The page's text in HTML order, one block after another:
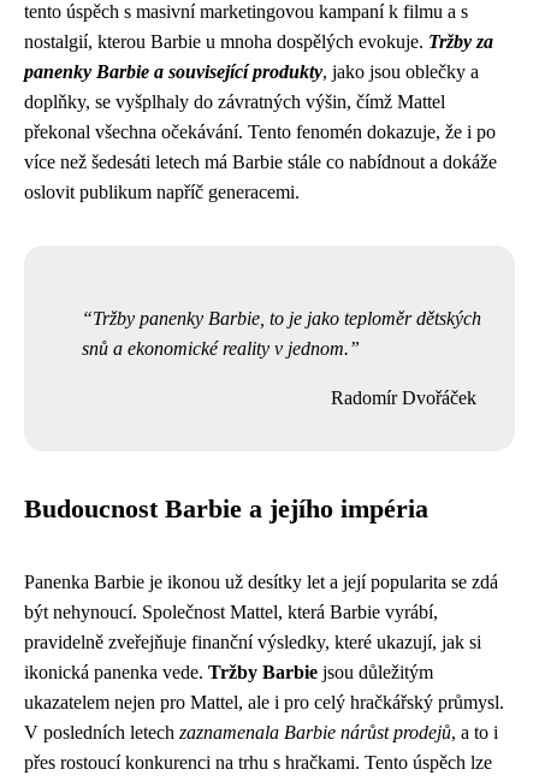
tento úspěch s masivní marketingovou kampaní k filmu a s
nostalgií, kterou Barbie u mnoha dospělých evokuje. Tržby za
panenky Barbie a související produkty, jako jsou oblečky a
doplňky, se vyšplhaly do závratných výšin, čímž Mattel
překonal všechna očekávání. Tento fenomén dokazuje, že i po
více než šedesáti letech má Barbie stále co nabídnout a dokáže
oslovit publikum napříč generacemi.
Tržby panenky Barbie, to je jako teploměr dětských
snů a ekonomické reality v jednom.
Radomír Dvořáček
Budoucnost Barbie a jejího impéria
Panenka Barbie je ikonou už desítky let a její popularita se zdá
být nehynoucí. Společnost Mattel, která Barbie vyrábí,
pravidelně zveřejňuje finanční výsledky, které ukazují, jak si
ikonická panenka vede. Tržby Barbie jsou důležitým
ukazatelem nejen pro Mattel, ale i pro celý hračkářský průmysl.
V posledních letech zaznamenala Barbie nárůst prodejů, a to i
přes rostoucí konkurenci na trhu s hračkami. Tento úspěch lze